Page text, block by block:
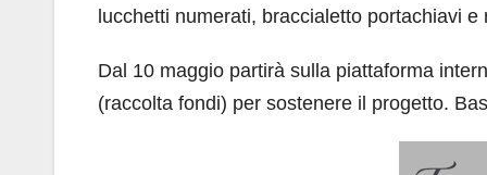
lucchetti numerati, braccialetto portachiavi
Dal 10 maggio partirà sulla piattaforma
(raccolta fondi) per sostenere il progetto.